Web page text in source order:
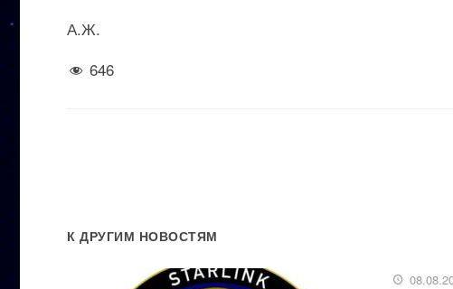
А.Ж.
646
К ДРУГИМ НОВОСТЯМ